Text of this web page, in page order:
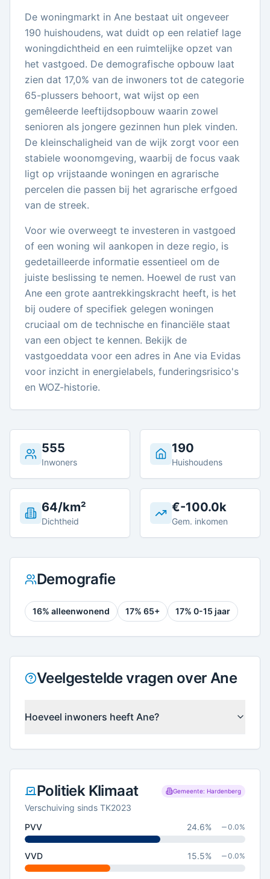
De woningmarkt in Ane bestaat uit ongeveer
190 huishoudens, wat duidt op een relatief lage
woningdichtheid en een ruimtelijke opzet van
het vastgoed. De demografische opbouw laat
zien dat 17,0% van de inwoners tot de categorie
65-plussers behoort, wat wijst op een
gemêleerde leeftijdsopbouw waarin zowel
senioren als jongere gezinnen hun plek vinden.
De kleinschaligheid van de wijk zorgt voor een
stabiele woonomgeving, waarbij de focus vaak
ligt op vrijstaande woningen en agrarische
percelen die passen bij het agrarische erfgoed
van de streek.
Voor wie overweegt te investeren in vastgoed
of een woning wil aankopen in deze regio, is
gedetailleerde informatie essentieel om de
juiste beslissing te nemen. Hoewel de rust van
Ane een grote aantrekkingskracht heeft, is het
bij oudere of specifiek gelegen woningen
cruciaal om de technische en financiële staat
van een object te kennen. Bekijk de
vastgoeddata voor een adres in Ane via Evidas
voor inzicht in energielabels, funderingsrisico's
en WOZ-historie.
555
Inwoners
190
Huishoudens
64/km²
Dichtheid
€-100.0k
Gem. inkomen
Demografie
16% alleenwonend 17% 65+ 17% 0-15 jaar
Veelgestelde vragen over Ane
Hoeveel inwoners heeft Ane?
Politiek Klimaat Gemeente: Hardenberg
Verschuiving sinds TK2023
PVV
24.6% 0.0%
VVD 15.5% 0.0%